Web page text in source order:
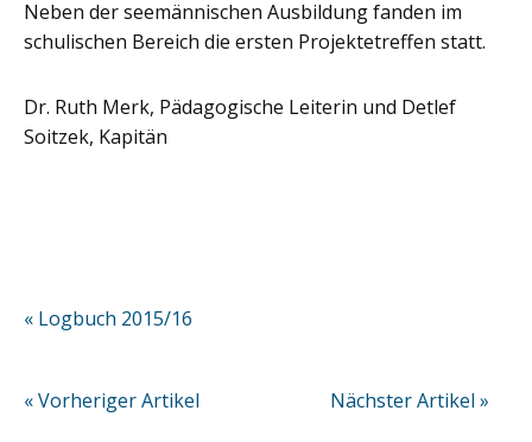
Neben der seemännischen Ausbildung fanden im
schulischen Bereich die ersten Projektetreffen statt.
Dr. Ruth Merk, Pädagogische Leiterin und Detlef
Soitzek, Kapitän
« Logbuch 2015/16
Nächster Artikel »
« Vorheriger Artikel